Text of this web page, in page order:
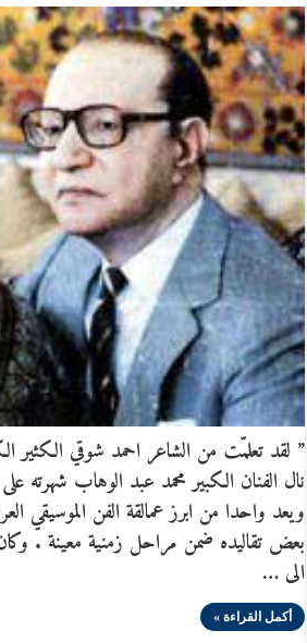
” لقد تعلمّت من الشاعر احمد شوقي الكثير
نال الفنان الكبير محمد عبد الوهاب شهرته
ويعد واحدا من ابرز عمالقة الفن الموسيقي
بعض تقاليده ضمن مراحل زمنية معينة .
الى …
أكمل القراءة »